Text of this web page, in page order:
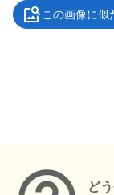
この画像に似
ど